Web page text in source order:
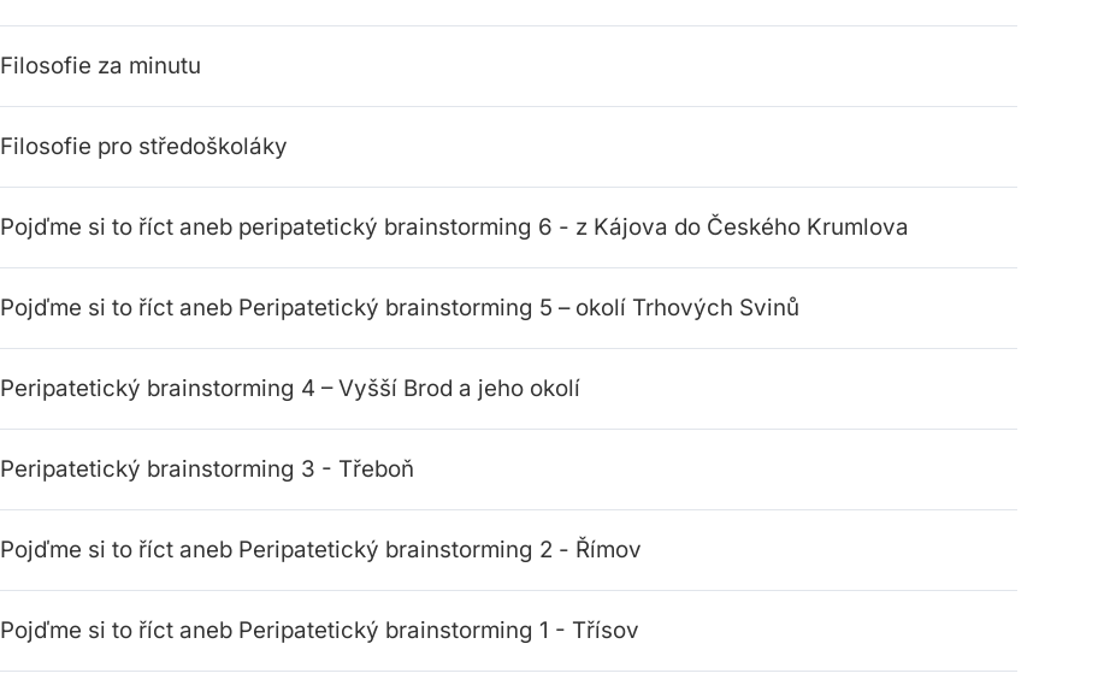
Filosofie za minutu
Filosofie pro středoškoláky
Pojďme si to říct aneb peripatetický brainstorming 6 - z Kájova do Českého Krumlova
Pojďme si to říct aneb Peripatetický brainstorming 5 – okolí Trhových Svinů
Peripatetický brainstorming 4 – Vyšší Brod a jeho okolí
Peripatetický brainstorming 3 - Třeboň
Pojďme si to říct aneb Peripatetický brainstorming 2 - Římov
Pojďme si to říct aneb Peripatetický brainstorming 1 - Třísov